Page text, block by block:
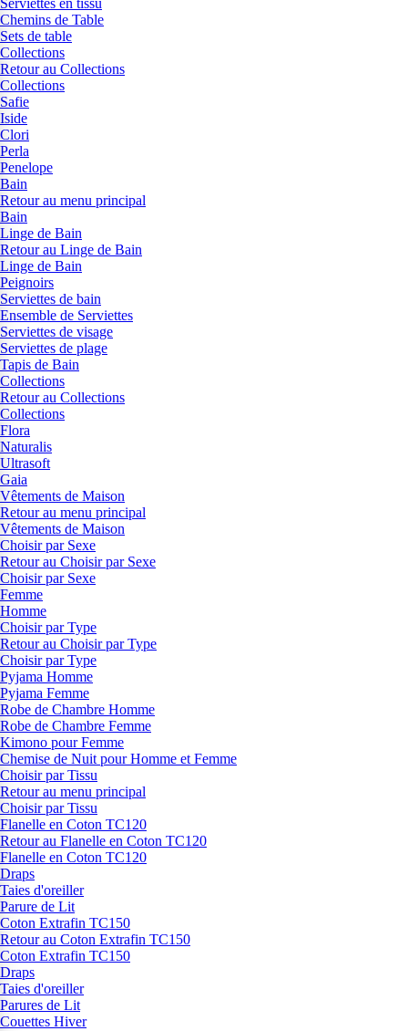
Serviettes en tissu
Chemins de Table
Sets de table
Collections
Retour au Collections
Collections
Safie
Iside
Clori
Perla
Penelope
Bain
Retour au menu principal
Bain
Linge de Bain
Retour au Linge de Bain
Linge de Bain
Peignoirs
Serviettes de bain
Ensemble de Serviettes
Serviettes de visage
Serviettes de plage
Tapis de Bain
Collections
Retour au Collections
Collections
Flora
Naturalis
Ultrasoft
Gaia
Vêtements de Maison
Retour au menu principal
Vêtements de Maison
Choisir par Sexe
Retour au Choisir par Sexe
Choisir par Sexe
Femme
Homme
Choisir par Type
Retour au Choisir par Type
Choisir par Type
Pyjama Homme
Pyjama Femme
Robe de Chambre Homme
Robe de Chambre Femme
Kimono pour Femme
Chemise de Nuit pour Homme et Femme
Choisir par Tissu
Retour au menu principal
Choisir par Tissu
Flanelle en Coton TC120
Retour au Flanelle en Coton TC120
Flanelle en Coton TC120
Draps
Taies d'oreiller
Parure de Lit
Coton Extrafin TC150
Retour au Coton Extrafin TC150
Coton Extrafin TC150
Draps
Taies d'oreiller
Parures de Lit
Couettes Hiver